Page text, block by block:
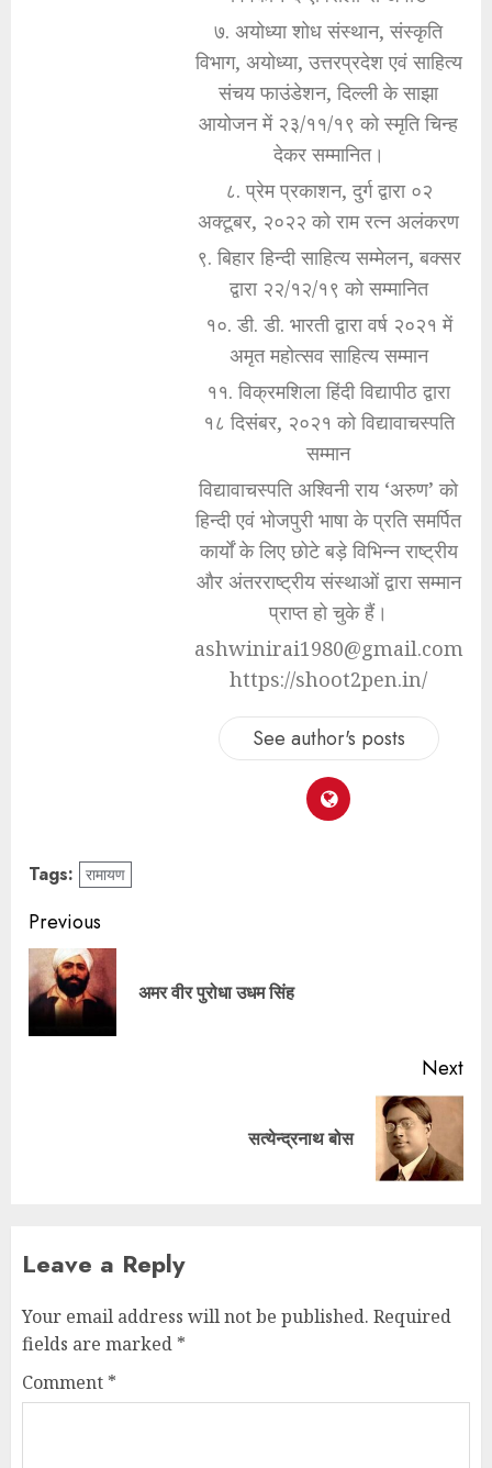
७. अयोध्या शोध संस्थान, संस्कृति
विभाग, अयोध्या, उत्तरप्रदेश एवं साहित्य
संचय फाउंडेशन, दिल्ली के साझा
आयोजन में २३/११/१९ को स्मृति चिन्ह
देकर सम्मानित।
८. प्रेम प्रकाशन, दुर्ग द्वारा ०२
अक्टूबर, २०२२ को राम रत्न अलंकरण
९. बिहार हिन्दी साहित्य सम्मेलन, बक्सर
द्वारा २२/१२/१९ को सम्मानित
१०. डी. डी. भारती द्वारा वर्ष २०२१ में
अमृत महोत्सव साहित्य सम्मान
११. विक्रमशिला हिंदी विद्यापीठ द्वारा
१८ दिसंबर, २०२१ को विद्यावाचस्पति
सम्मान
विद्यावाचस्पति अश्विनी राय ‘अरुण’ को
हिन्दी एवं भोजपुरी भाषा के प्रति समर्पित
कार्यों के लिए छोटे बड़े विभिन्न राष्ट्रीय
और अंतरराष्ट्रीय संस्थाओं द्वारा सम्मान
प्राप्त हो चुके हैं।
ashwinirai1980@gmail.com
https://shoot2pen.in/
See author's posts
Tags: रामायण
Previous
अमर वीर पुरोधा उधम सिंह
Next
सत्येन्द्रनाथ बोस
Leave a Reply
Your email address will not be published. Required
fields are marked *
Comment *